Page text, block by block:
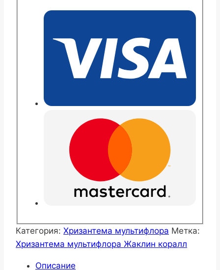
Категория: Хризантема мультифлора Метка:
Хризантема мультифлора Жаклин коралл
Описание